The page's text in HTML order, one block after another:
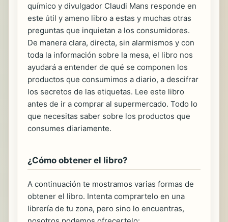
químico y divulgador Claudi Mans responde en
este útil y ameno libro a estas y muchas otras
preguntas que inquietan a los consumidores.
De manera clara, directa, sin alarmismos y con
toda la información sobre la mesa, el libro nos
ayudará a entender de qué se componen los
productos que consumimos a diario, a descifrar
los secretos de las etiquetas. Lee este libro
antes de ir a comprar al supermercado. Todo lo
que necesitas saber sobre los productos que
consumes diariamente.
¿Cómo obtener el libro?
A continuación te mostramos varias formas de
obtener el libro. Intenta comprartelo en una
librería de tu zona, pero sino lo encuentras,